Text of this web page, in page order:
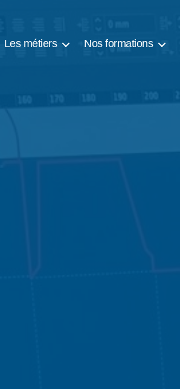
Les métiers Nos formations